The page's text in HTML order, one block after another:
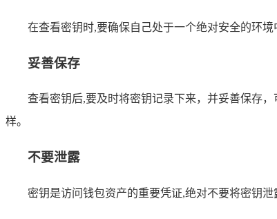
在查看密钥时,要确保自己处于一个绝对安全的环
妥善保存
查看密钥后,要及时将密钥记录下来，并妥善保存
样。
不要泄露
密钥是访问钱包资产的重要凭证,绝对不要将密钥